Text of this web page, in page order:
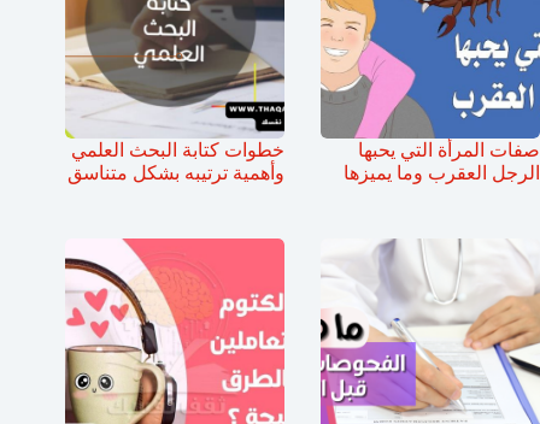
صفات المرأة التي يحبها
الرجل العقرب وما يميزها
خطوات كتابة البحث العلمي
وأهمية ترتيبه بشكل متناسق